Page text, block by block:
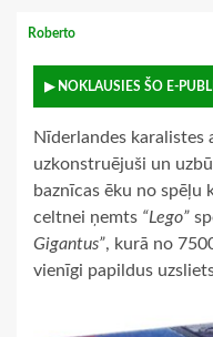
Roberto
▶ NOKLAUSIES ŠO E-
Nīderlandes karalistes
uzkonstruējuši un
baznīcas ēku no spēļu
celtnei ņemts “Lego”
Gigantus”, kurā no
vienīgi papildus